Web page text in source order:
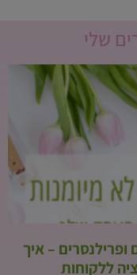
שלי
– איך
ללקוחות